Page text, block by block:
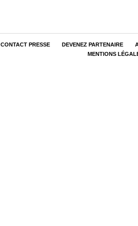
CONTACT PRESSE DEVENEZ PARTENAIRE
MENTIONS